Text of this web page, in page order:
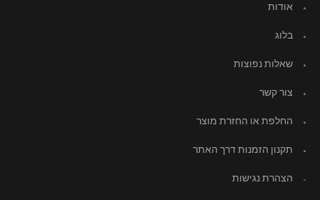
אודות
בלוג
שאלות נפוצות
צור קשר
החלפת או החזרת מוצר
תקנון הזמנות דרך האתר
הצהרת נגישות